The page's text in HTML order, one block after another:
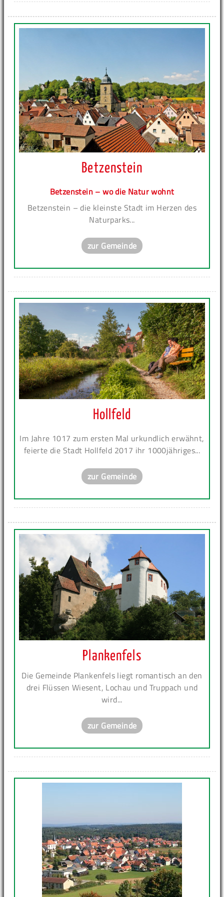
Betzenstein
Betzenstein – wo die Natur wohnt
Betzenstein – die kleinste Stadt im Herzen des
Naturparks...
zur Gemeinde
Hollfeld
Im Jahre 1017 zum ersten Mal urkundlich erwähnt,
feierte die Stadt Hollfeld 2017 ihr 1000jähriges...
zur Gemeinde
Plankenfels
Die Gemeinde Plankenfels liegt romantisch an den
drei Flüssen Wiesent, Lochau und Truppach und
wird...
zur Gemeinde